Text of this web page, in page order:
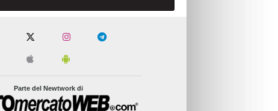
Parte del Newtwork di